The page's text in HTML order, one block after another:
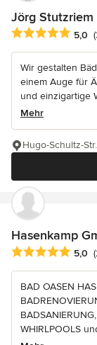
Jörg Stutzriem
5,0
Wir gestalten
einem Auge für
und einzigartige
Mehr
Hugo-Schultz-
Hasenkamp
5,0
BAD OASEN
WHIRLPOOLS